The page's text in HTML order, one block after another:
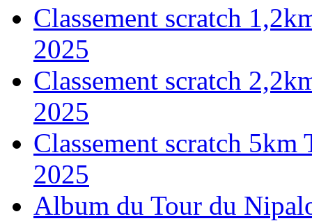
Classement scratch
2025
Classement scratch
2025
Classement scratch
2025
Album du Tour du